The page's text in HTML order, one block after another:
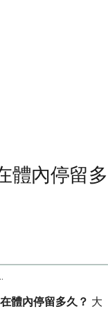
體內停留多
In Your System
體內停留多久？ 大